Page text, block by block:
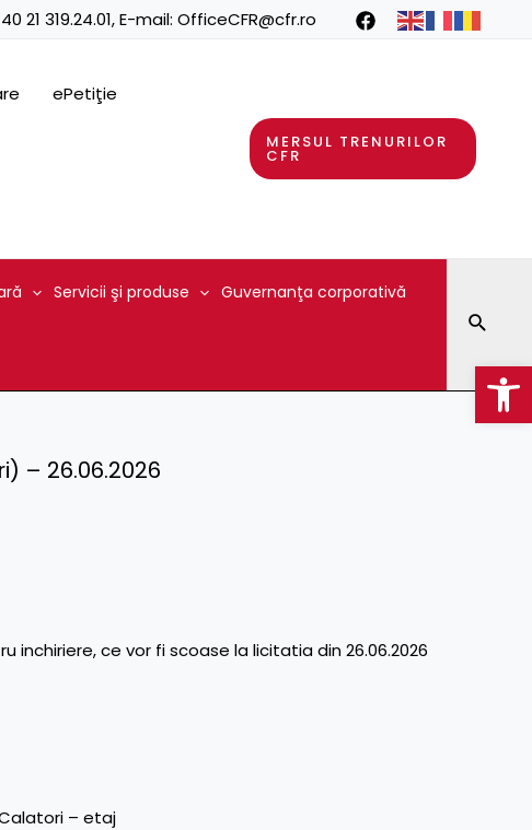
21 319.24.01, E-mail: OfficeCFR@cfr.ro
ePetiţie
MERSUL TRENURILOR
CFR
Servicii şi produse Guvernanţa corporativă
– 26.06.2026
ce vor fi scoase la licitatia din 26.06.2026
– etaj